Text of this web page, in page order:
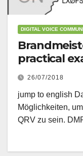
DIGITAL VOICE
practical
26/07/2018
jump to english
Möglichkeiten,
QRV zu sein.